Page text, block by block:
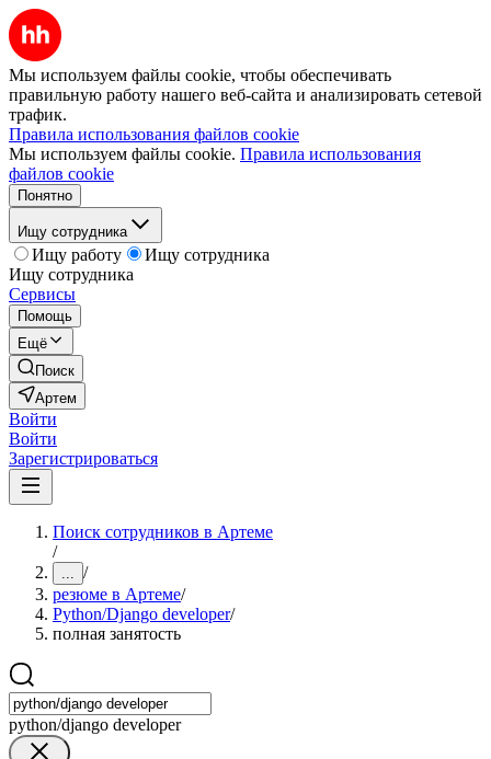
Мы используем файлы cookie, чтобы обеспечивать
правильную работу нашего веб-сайта и анализировать сетевой
трафик.
Правила использования файлов cookie
Мы используем файлы cookie. Правила использования
файлов cookie
Понятно
Ищу сотрудника
Ищу работу
Ищу сотрудника
Ищу сотрудника
Сервисы
Помощь
Ещё
Поиск
Артем
Войти
Войти
Зарегистрироваться
Поиск сотрудников в Артеме
/
... /
резюме в Артеме/
Python/Django developer/
полная занятость
python/django developer